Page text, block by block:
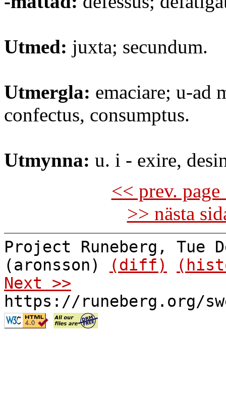
Utmed: juxta; secundum.
Utmergla: emaciare; u-ad
confectus, consumptus.
Utmynna: u. i - exire,
<< prev.
>> nästa
Project Runeberg, Tue
(aronsson)
(diff)
Next >>
https://runeberg.org/